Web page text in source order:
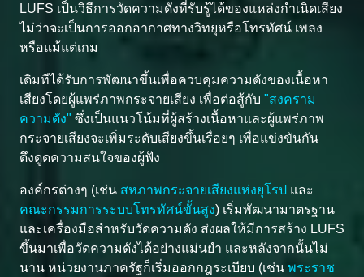
LUFS เป็นวิธีการวัดความดังที่รับรู้ได้ของแหล่งกำเนิดเสียง
ไม่ว่าจะเป็นการออกอากาศทางวิทยุหรือโทรทัศน์ เพลง
หรือแม้แต่เกม
เดิมทีได้รับการพัฒนาขึ้นเพื่อควบคุมความดังของเนื้อหา
เสียงโดยผู้แพร่ภาพกระจายเสียง เพื่อต่อสู้กับ "สงคราม
ความดัง" ซึ่งเป็นแนวโน้มที่ผู้สร้างเนื้อหาและผู้แพร่ภาพ
กระจายเสียงจะเพิ่มระดับเสียงขึ้นเรื่อยๆ เพื่อแข่งขันกัน
ดึงดูดความสนใจของผู้ฟัง
องค์กรต่างๆ (เช่น สหภาพกระจายเสียงแห่งยุโรป และ
คณะกรรมการระบบโทรทัศน์ขั้นสูง) เริ่มพัฒนามาตรฐาน
และเครื่องมือสำหรับวัดความดัง ส่งผลให้มีการสร้าง LUFS
ขึ้นมาเพื่อวัดความดังได้อย่างแม่นยำ และหลังจากนั้นไม่
นาน หน่วยงานภาครัฐก็เริ่มออกกฎระเบียบ (เช่น พระราช